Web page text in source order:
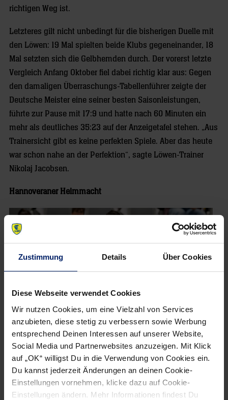
Zustimmung Details Über Cookies
Diese Webseite verwendet Cookies
Wir nutzen Cookies, um eine Vielzahl von Services
anzubieten, diese stetig zu verbessern sowie Werbung
entsprechend Deinen Interessen auf unserer Website,
Social Media und Partnerwebsites anzuzeigen. Mit Klick
auf „OK“ willigst Du in die Verwendung von Cookies ein.
Du kannst jederzeit Änderungen an deinen Cookie-
Einstellungen vornehmen, klicke dazu auf Cookie-
Einstellungen ändern. Mehr Informationen findest Du
richtigen Weg ist.
Letzteres gilt nicht unbedingt für die bisherigen Duelle mit
den Löwen: 19 Mal spielten beide Klubs gegeneinander, 18
Mal setzten sich die Gelbhemden durch. Der vorerst letzte
Vergleich Anfang Oktober fiel dabei richtig klar aus: Gegen
den damaligen Überraschungs-Tabellenführer zeigte der
Deutsche Meister eine seiner besten Saisonleistungen,
führte zur Pause mit 17:9 und hatte nach 60 Minuten ein
mehr als deutliches 35:23 auf der Anzeigetafel stehen. „Aus
Trainersicht gibt es keine perfekten Spiele. Aber das heute
war schon nahe an der Perfektion“, sagte Löwen-Trainer
Nikolaj Jacobsen.
Hannoveraner Heimmacht
Abgesehen von dem eher schwachen Auftritt in der SAP
Arena sowie jüngst in Nürnberg gegen Erlangen haben sich
die Recken zu einer echten Heimmacht entwickelt. Auf
heimischem Terrain gab es in 14 Spielen 13 Siege und ein